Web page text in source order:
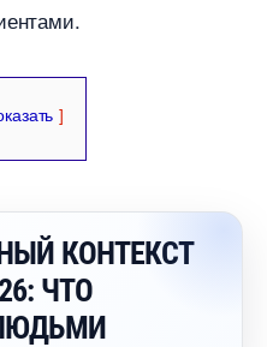
КОНТЕКСТ
ЧТО